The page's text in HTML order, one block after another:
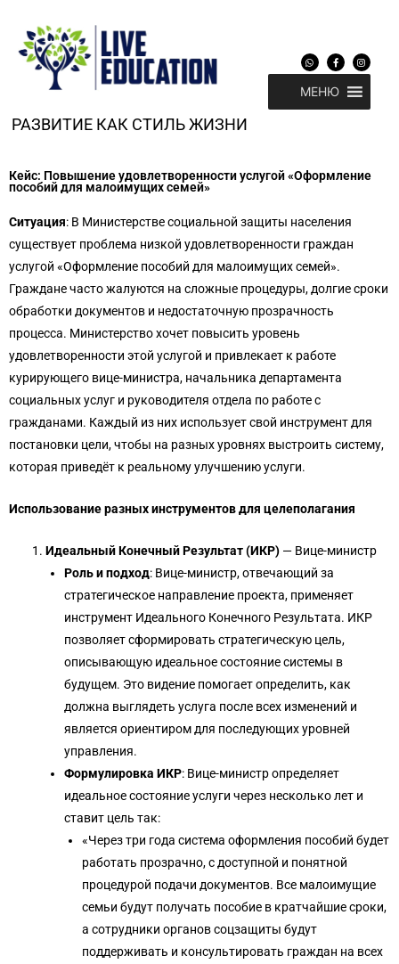
содержимому
РАЗВИТИЕ КАК СТИЛЬ ЖИЗНИ
W
h
a
s
a
p
F
a
c
b
o
o
I
n
s
a
g
r
МЕНЮ
Кейс: Повышение удовлетворенности услугой «Оформление
пособий для малоимущих семей»
Ситуация: В Министерстве социальной защиты населения
существует проблема низкой удовлетворенности граждан
услугой «Оформление пособий для малоимущих семей».
Граждане часто жалуются на сложные процедуры, долгие сроки
обработки документов и недостаточную прозрачность
процесса. Министерство хочет повысить уровень
удовлетворенности этой услугой и привлекает к работе
курирующего вице-министра, начальника департамента
социальных услуг и руководителя отдела по работе с
гражданами. Каждый из них использует свой инструмент для
постановки цели, чтобы на разных уровнях выстроить систему,
которая приведёт к реальному улучшению услуги.
Использование разных инструментов для целеполагания
Идеальный Конечный Результат (ИКР) — Вице-министр
Роль и подход: Вице-министр, отвечающий за
стратегическое направление проекта, применяет
инструмент Идеального Конечного Результата. ИКР
позволяет сформировать стратегическую цель,
описывающую идеальное состояние системы в
будущем. Это видение помогает определить, как
должна выглядеть услуга после всех изменений и
является ориентиром для последующих уровней
управления.
Формулировка ИКР: Вице-министр определяет
идеальное состояние услуги через несколько лет и
ставит цель так:
«Через три года система оформления пособий будет
работать прозрачно, с доступной и понятной
процедурой подачи документов. Все малоимущие
семьи будут получать пособие в кратчайшие сроки,
а сотрудники органов соцзащиты будут
поддерживать и консультировать граждан на всех